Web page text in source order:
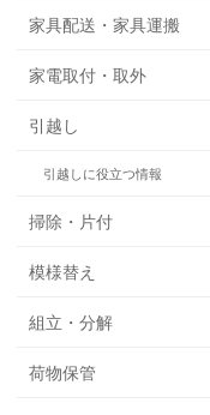
家具配送・家具運搬
家電取付・取外
引越し
引越しに役立つ情報
掃除・片付
模様替え
組立・分解
荷物保管